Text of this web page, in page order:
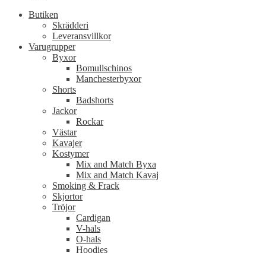
Butiken
Skrädderi
Leveransvillkor
Varugrupper
Byxor
Bomullschinos
Manchesterbyxor
Shorts
Badshorts
Jackor
Rockar
Västar
Kavajer
Kostymer
Mix and Match Byxa
Mix and Match Kavaj
Smoking & Frack
Skjortor
Tröjor
Cardigan
V-hals
O-hals
Hoodies